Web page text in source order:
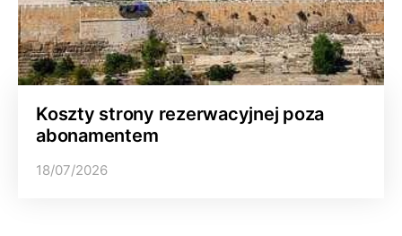
Koszty strony rezerwacyjnej poza
abonamentem
18/07/2026